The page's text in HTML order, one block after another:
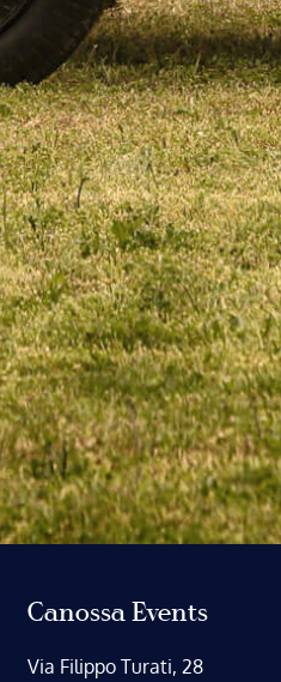
Canossa Events
Via Filippo Turati, 28